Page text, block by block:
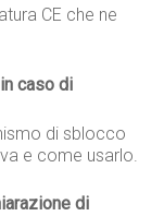
CE che ne
caso di
di sblocco
e come usarlo.
di